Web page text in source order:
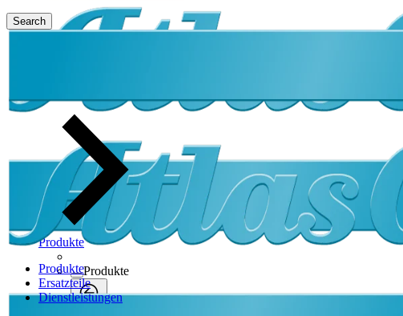
Search
Produkte
Ersatzteile
Dienstleistungen
Produkte
Produkte
Produkte